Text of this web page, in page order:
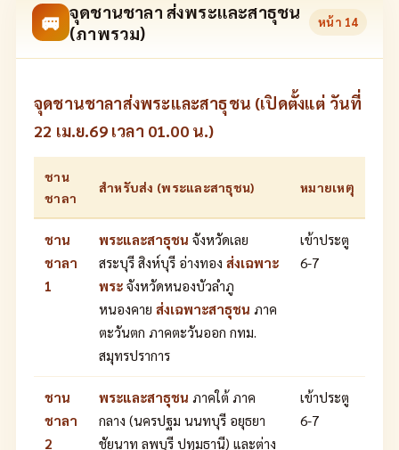
🚐 จุดชานชาลา ส่งพระและสาธุชน
(ภาพรวม)
หน้า 14
จุดชานชาลาส่งพระและสาธุชน (เปิดตั้งแต่ วันที่
22 เม.ย.69 เวลา 01.00 น.)
ชาน
ชาลา
สำหรับส่ง (พระและสาธุชน) หมายเหตุ
ชาน
ชาลา
1
พระและสาธุชน จังหวัดเลย
สระบุรี สิงห์บุรี อ่างทอง ส่งเฉพาะ
พระ จังหวัดหนองบัวลำภู
หนองคาย ส่งเฉพาะสาธุชน ภาค
ตะวันตก ภาคตะวันออก กทม.
สมุทรปราการ
เข้าประตู
6-7
ชาน
ชาลา
2
พระและสาธุชน ภาคใต้ ภาค
กลาง (นครปฐม นนทบุรี อยุธยา
ชัยนาท ลพบุรี ปทุมธานี) และต่าง
เข้าประตู
6-7